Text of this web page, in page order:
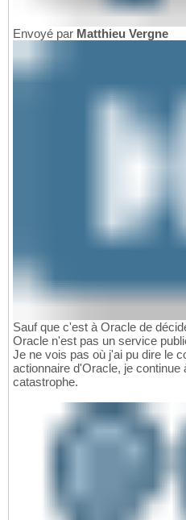
Envoyé par Matthieu Vergne
Sauf que c'est à Oracle de
Oracle n'est pas un service
Je ne vois pas où j'ai pu dire le
actionnaire d'Oracle, je continue
catastrophe.